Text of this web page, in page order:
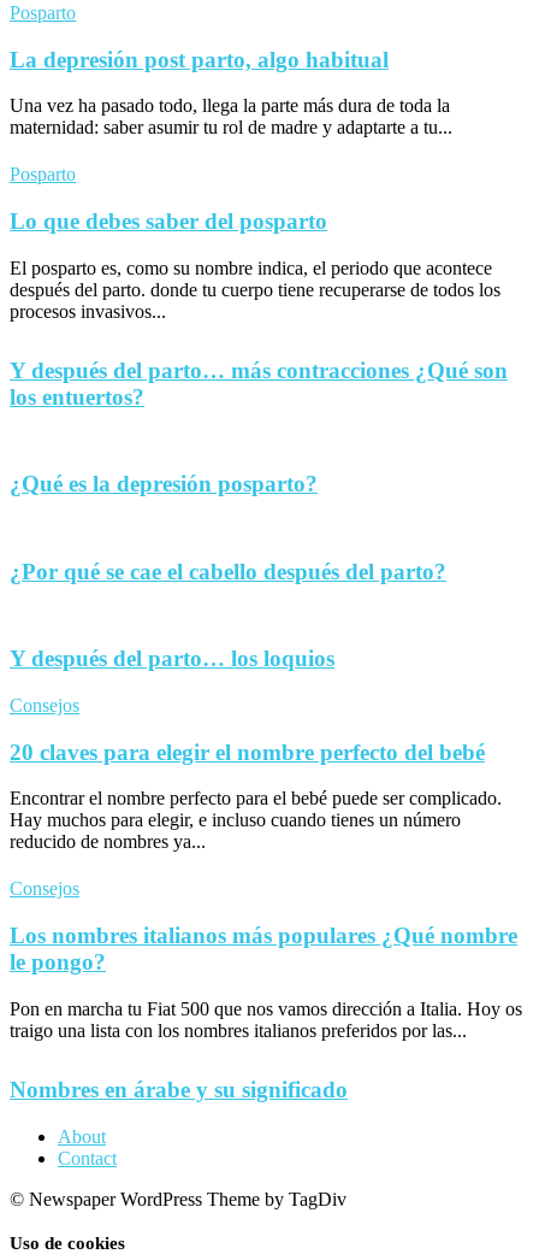
Posparto
La depresión post parto, algo habitual
Una vez ha pasado todo, llega la parte más dura de toda la
maternidad: saber asumir tu rol de madre y adaptarte a tu...
Posparto
Lo que debes saber del posparto
El posparto es, como su nombre indica, el periodo que acontece
después del parto. donde tu cuerpo tiene recuperarse de todos los
procesos invasivos...
Y después del parto… más contracciones ¿Qué son
los entuertos?
¿Qué es la depresión posparto?
¿Por qué se cae el cabello después del parto?
Y después del parto… los loquios
Consejos
20 claves para elegir el nombre perfecto del bebé
Encontrar el nombre perfecto para el bebé puede ser complicado.
Hay muchos para elegir, e incluso cuando tienes un número
reducido de nombres ya...
Consejos
Los nombres italianos más populares ¿Qué nombre
le pongo?
Pon en marcha tu Fiat 500 que nos vamos dirección a Italia. Hoy os
traigo una lista con los nombres italianos preferidos por las...
Nombres en árabe y su significado
About
Contact
© Newspaper WordPress Theme by TagDiv
Uso de cookies